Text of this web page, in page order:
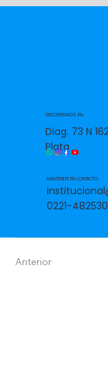
Anterior
ENCONTRANOS EN:
Diag. 73 N
Plata
MANTENETE EN CONTACTO:
0221-